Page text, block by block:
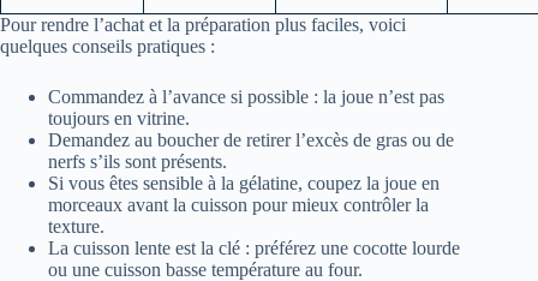
Pour rendre l’achat et la préparation plus faciles, voici
quelques conseils pratiques :
Commandez à l’avance si possible : la joue n’est pas
toujours en vitrine.
Demandez au boucher de retirer l’excès de gras ou de
nerfs s’ils sont présents.
Si vous êtes sensible à la gélatine, coupez la joue en
morceaux avant la cuisson pour mieux contrôler la
texture.
La cuisson lente est la clé : préférez une cocotte lourde
ou une cuisson basse température au four.